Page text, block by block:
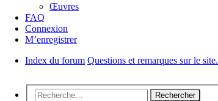
Œuvres
FAQ
Connexion
M’enregistrer
Index du forum Questions et remarques sur le site.
Rechercher